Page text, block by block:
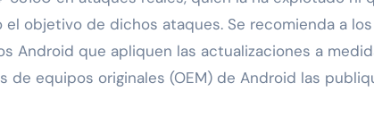
el objetivo de dichos ataques. Se recomienda a
Android que apliquen las actualizaciones a
de equipos originales (OEM) de Android las